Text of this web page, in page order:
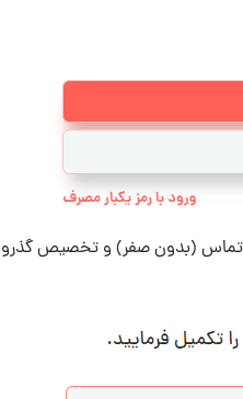
(بدون صفر) و تخصیص